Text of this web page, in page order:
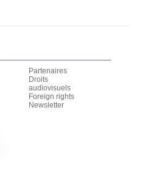
Partenaires
Droits
audiovisuels
Foreign rights
Newsletter